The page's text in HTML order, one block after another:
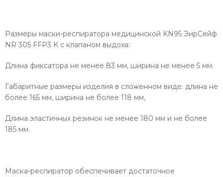
Размеры маски-респиратора медицинской KN95 ЭирСейф
NR 305 FFP3 K с клапаном выдоха:
Длина фиксатора не менее 83 мм, ширина не менее 5 мм.
Габаритные размеры изделия в сложенном виде: длина не
более 165 мм, ширина не более 118 мм,
Длина эластичных резинок не менее 180 мм и не более
185 мм.
Маска-респиратор обеспечивает достаточное